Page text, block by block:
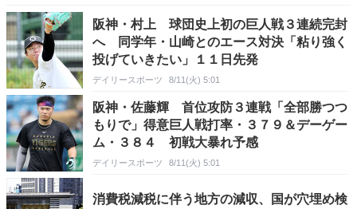
阪神・村上 球団史上初の巨人戦３連続完封
へ 同学年・山崎とのエース対決「粘り強く
投げていきたい」１１日先発
デイリースポーツ 8/11(火) 5:01
阪神・佐藤輝 首位攻防３連戦「全部勝つつ
もりで」得意巨人戦打率・３７９＆デーゲー
ム・３８４ 初戦大暴れ予感
デイリースポーツ 8/11(火) 5:01
消費税減税に伴う地方の減収、国が穴埋め検